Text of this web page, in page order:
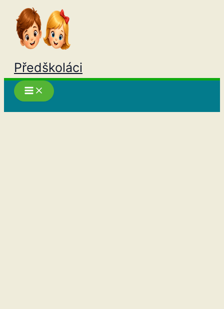
Přeskočit
obsah
Předškoláci